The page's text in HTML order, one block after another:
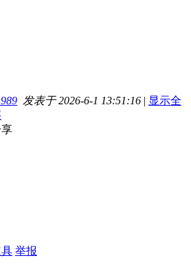
发表于 2026-6-1 13:51:16 | 显示全
举报